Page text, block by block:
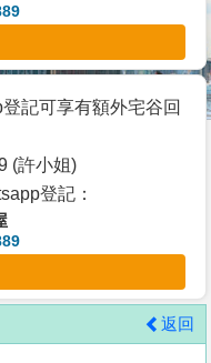
記可享有額外宅谷回
(許小姐)
登記：
返回